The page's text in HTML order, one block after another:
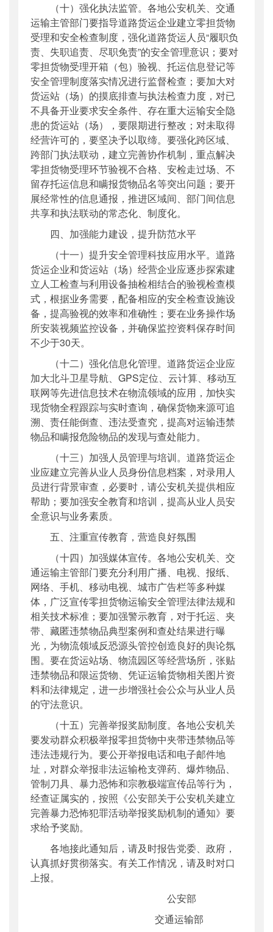
（十）强化执法监管。各地公安机关、交通
运输主管部门要指导道路货运企业建立零担货物
受理和安全检查制度，强化道路货运人员“履职负
责、失职追责、尽职免责”的安全管理意识；要对
零担货物受理开箱（包）验视、托运信息登记等
安全管理制度落实情况进行监督检查；要加大对
货运站（场）的摸底排查与执法检查力度，对已
不具备开业要求安全条件、存在重大运输安全隐
患的货运站（场），要限期进行整改；对未取得
经营许可的，要坚决予以取缔。要强化跨区域、
跨部门执法联动，建立完善协作机制，重点解决
零担货物受理环节验视不合格、安检走过场、不
留存托运信息和瞒报货物品名等突出问题；要开
展经常性的信息通报，推进区域间、部门间信息
共享和执法联动的常态化、制度化。
四、加强能力建设，提升防范水平
（十一）提升安全管理科技应用水平。道路
货运企业和货运站（场）经营企业应逐步探索建
立人工检查与利用设备抽检相结合的验视检查模
式，根据业务需要，配备相应的安全检查设施设
备，提高验视的效率和准确性；要在业务操作场
所安装视频监控设备，并确保监控资料保存时间
不少于30天。
（十二）强化信息化管理。道路货运企业应
加大北斗卫星导航、GPS定位、云计算、移动互
联网等先进信息技术在物流领域的应用，加快实
现货物全程跟踪与实时查询，确保货物来源可追
溯、责任能倒查、违法受查究，提高对运输违禁
物品和瞒报危险物品的发现与查处能力。
（十三）加强人员管理与培训。道路货运企
业应建立完善从业人员身份信息档案，对录用人
员进行背景审查，必要时，请公安机关提供相应
帮助；要加强安全教育和培训，提高从业人员安
全意识与业务素质。
五、注重宣传教育，营造良好氛围
（十四）加强媒体宣传。各地公安机关、交
通运输主管部门要充分利用广播、电视、报纸、
网络、手机、移动电视、城市广告栏等多种媒
体，广泛宣传零担货物运输安全管理法律法规和
相关技术标准；要加强警示教育，对于托运、夹
带、藏匿违禁物品典型案例和查处结果进行曝
光，为物流领域反恐源头管控创造良好的舆论氛
围。要在货运站场、物流园区等经营场所，张贴
违禁物品和限运货物、凭证运输货物相关图片资
料和法律规定，进一步增强社会公众与从业人员
的守法意识。
（十五）完善举报奖励制度。各地公安机关
要发动群众积极举报零担货物中夹带违禁物品等
违法违规行为。要公开举报电话和电子邮件地
址，对群众举报非法运输枪支弹药、爆炸物品、
管制刀具、暴力恐怖和宗教极端宣传品等行为，
经查证属实的，按照《公安部关于公安机关建立
完善暴力恐怖犯罪活动举报奖励机制的通知》要
求给予奖励。
各地接此通知后，请及时报告党委、政府，
认真抓好贯彻落实。有关工作情况，请及时对口
上报。
公安部
交通运输部